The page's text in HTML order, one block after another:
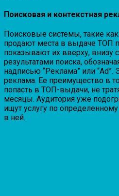
Поисковая и контекстная
Поисковые системы, такие
продают места в выдаче ТОП
показывают их вверху, внизу
результатами поиска,
надписью “Реклама” или “Ad”.
реклама. Ее преимущество в
попасть в ТОП-выдачи, не
месяцы. Аудитория уже
ищут услугу по
в ней.